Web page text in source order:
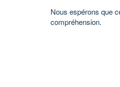
Nous espérons que
compréhension.